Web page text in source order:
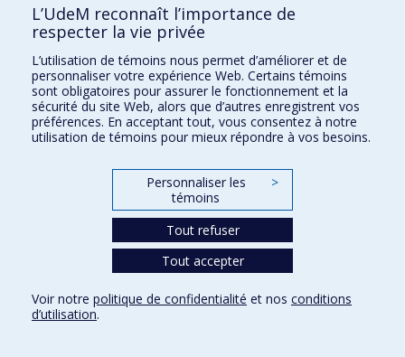
2020
Modification of microfibrillated cellulose foams by
atmospheric-pressure plasmas
Modification des propriétés optiques de nanofils à
base de GaN par plasma N2/O2
2022
Modification de nanoparticules d’argent par jet de
plasma à la pression atmosphérique
2020
Modification de films de graphène dans la post-
pression réduite
Modélisation radiobiologique pour la planification des
traitements en radiothérapie à partir de données
d’imagerie spécifiques aux patients
Modélisation par éléments finis de la micro-indentation
du tube pollinique : rôles de paramètres géométriques
1989
Modélisation numérique des processus de transport
dans les enveloppes stellaires
L’UdeM reconnaît l’importance de
respecter la vie privée
L’utilisation de témoins nous permet d’améliorer et de
personnaliser votre expérience Web. Certains témoins
sont obligatoires pour assurer le fonctionnement et la
sécurité du site Web, alors que d’autres enregistrent vos
préférences. En acceptant tout, vous consentez à notre
utilisation de témoins pour mieux répondre à vos besoins.
Personnaliser les
témoins
>
Tout refuser
Tout accepter
Voir notre politique de confidentialité et nos conditions
d’utilisation.